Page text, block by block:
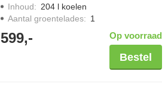
Inhoud: 204 l koelen
Aantal groentelades: 1
599,- Op voorraad
Bestel